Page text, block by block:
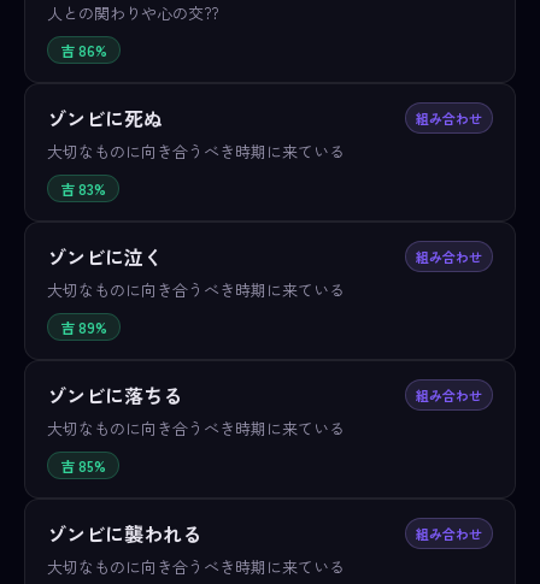
人との関わりや心の交??
吉 86%
ゾンビに死ぬ 組み合わせ
大切なものに向き合うべき時期に来ている
吉 83%
ゾンビに泣く 組み合わせ
大切なものに向き合うべき時期に来ている
吉 89%
ゾンビに落ちる 組み合わせ
大切なものに向き合うべき時期に来ている
吉 85%
ゾンビに襲われる 組み合わせ
大切なものに向き合うべき時期に来ている